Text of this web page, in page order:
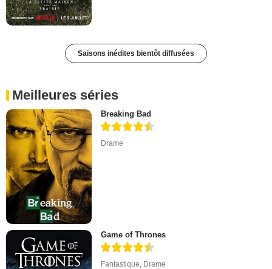
Saisons inédites bientôt diffusées
Meilleures séries
Breaking Bad
Drame
Game of Thrones
Fantastique Drame